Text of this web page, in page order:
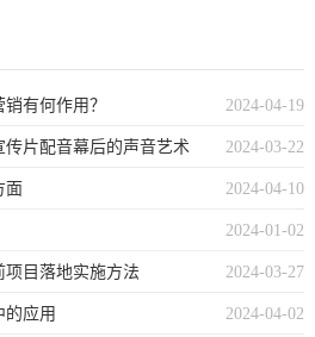
2024-04-19
有何作用？
2024-03-22
片配音幕后的声音艺术
2024-04-10
面
2024-01-02
2024-03-27
项目落地实施方法
2024-04-02
的应用